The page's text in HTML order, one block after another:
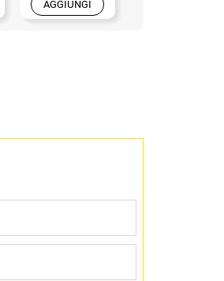
AGGIUNGI